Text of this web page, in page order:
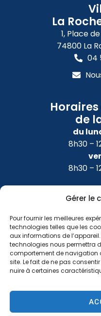
Gérer le
Pour fournir les meilleures
technologies telles que les
aux informations de
technologies nous permettra
comportement de navigation
site. Le fait de ne pas
nuire à certaines
La
1, Place
74800 La
04
de
du
8h30 –
8h30 –